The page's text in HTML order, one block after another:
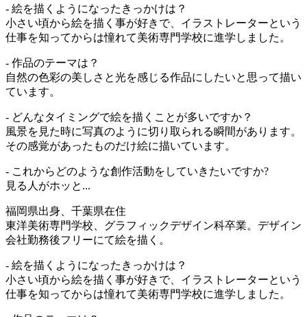
- 絵を描くようになったきっかけは？
小さい頃から絵を描く事が好きで、イラストレーターという
仕事を知ってからは憧れて美術専門学校に進学しました。
- 作品のテーマは？
自然の色彩の美しさと光を感じる作品にしたいと思って描い
ています。
- どんなタイミングで絵を描くことが多いですか？
風景を見た時に写真のように切り取られる瞬間があります。
その感覚があったものだけ絵に描いています。
- これからどのような創作活動をしていきたいですか?
見る人がホッと...
福岡県出身、千葉県在住
東洋美術専門学校、グラフィックデザイン科卒業。デザイン
会社勤務後フリーにて絵を描く。
- 絵を描くようになったきっかけは？
小さい頃から絵を描く事が好きで、イラストレーターという
仕事を知ってからは憧れて美術専門学校に進学しました。